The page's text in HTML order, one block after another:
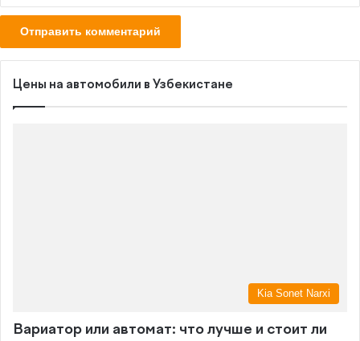
Цены на автомобили в Узбекистане
Kia Sonet Narxi
Вариатор или автомат: что лучше и стоит ли